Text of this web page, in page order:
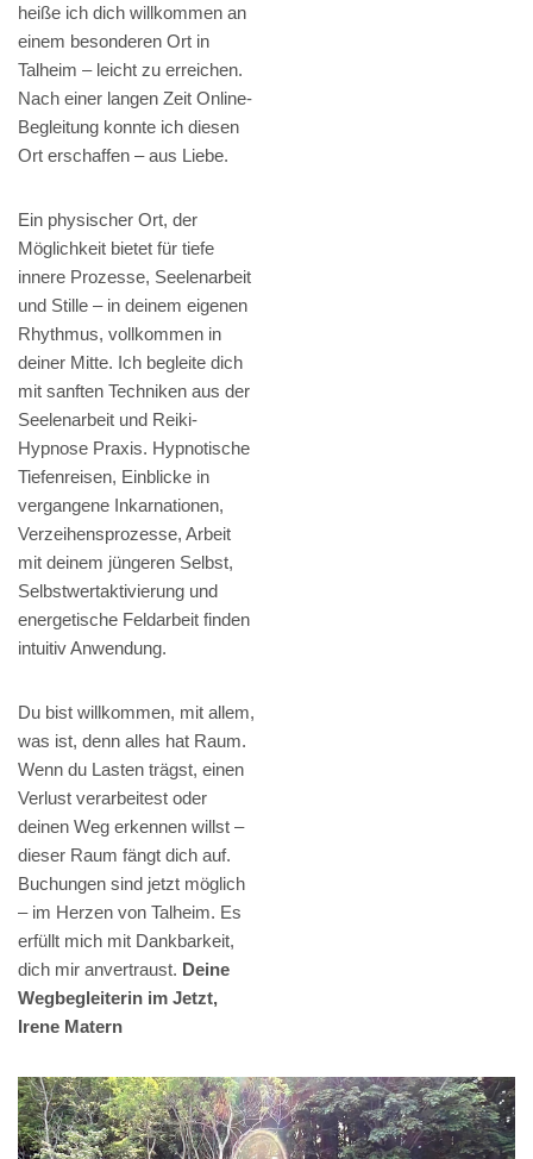
heiße ich dich willkommen an
einem besonderen Ort in
Talheim – leicht zu erreichen.
Nach einer langen Zeit Online-
Begleitung konnte ich diesen
Ort erschaffen – aus Liebe.
Ein physischer Ort, der
Möglichkeit bietet für tiefe
innere Prozesse, Seelenarbeit
und Stille – in deinem eigenen
Rhythmus, vollkommen in
deiner Mitte. Ich begleite dich
mit sanften Techniken aus der
Seelenarbeit und Reiki-
Hypnose Praxis. Hypnotische
Tiefenreisen, Einblicke in
vergangene Inkarnationen,
Verzeihensprozesse, Arbeit
mit deinem jüngeren Selbst,
Selbstwertaktivierung und
energetische Feldarbeit finden
intuitiv Anwendung.
Du bist willkommen, mit allem,
was ist, denn alles hat Raum.
Wenn du Lasten trägst, einen
Verlust verarbeitest oder
deinen Weg erkennen willst –
dieser Raum fängt dich auf.
Buchungen sind jetzt möglich
– im Herzen von Talheim. Es
erfüllt mich mit Dankbarkeit,
dich mir anvertraust. Deine
Wegbegleiterin im Jetzt,
Irene Matern